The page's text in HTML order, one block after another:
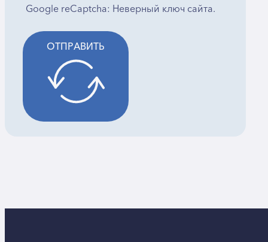
Google reCaptcha: Неверный ключ сайта.
ОТПРАВИТЬ